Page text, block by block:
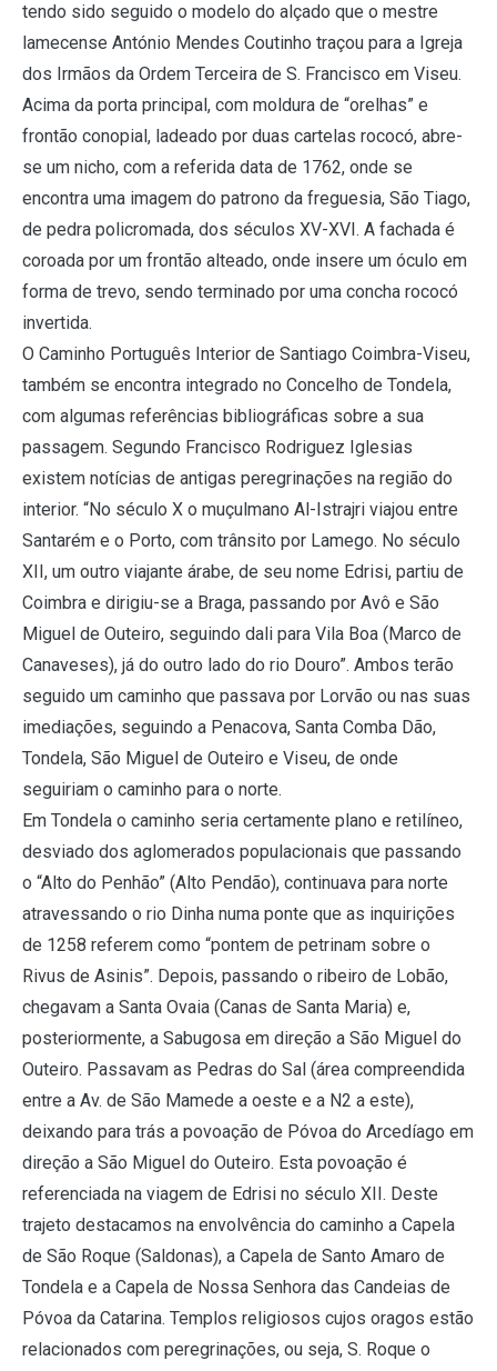
tendo sido seguido o modelo do alçado que o mestre
lamecense António Mendes Coutinho traçou para a Igreja
dos Irmãos da Ordem Terceira de S. Francisco em Viseu.
Acima da porta principal, com moldura de “orelhas” e
frontão conopial, ladeado por duas cartelas rococó, abre-
se um nicho, com a referida data de 1762, onde se
encontra uma imagem do patrono da freguesia, São Tiago,
de pedra policromada, dos séculos XV-XVI. A fachada é
coroada por um frontão alteado, onde insere um óculo em
forma de trevo, sendo terminado por uma concha rococó
invertida.
O Caminho Português Interior de Santiago Coimbra-Viseu,
também se encontra integrado no Concelho de Tondela,
com algumas referências bibliográficas sobre a sua
passagem. Segundo Francisco Rodriguez Iglesias
existem notícias de antigas peregrinações na região do
interior. “No século X o muçulmano Al-Istrajri viajou entre
Santarém e o Porto, com trânsito por Lamego. No século
XII, um outro viajante árabe, de seu nome Edrisi, partiu de
Coimbra e dirigiu-se a Braga, passando por Avô e São
Miguel de Outeiro, seguindo dali para Vila Boa (Marco de
Canaveses), já do outro lado do rio Douro”. Ambos terão
seguido um caminho que passava por Lorvão ou nas suas
imediações, seguindo a Penacova, Santa Comba Dão,
Tondela, São Miguel de Outeiro e Viseu, de onde
seguiriam o caminho para o norte.
Em Tondela o caminho seria certamente plano e retilíneo,
desviado dos aglomerados populacionais que passando
o “Alto do Penhão” (Alto Pendão), continuava para norte
atravessando o rio Dinha numa ponte que as inquirições
de 1258 referem como “pontem de petrinam sobre o
Rivus de Asinis”. Depois, passando o ribeiro de Lobão,
chegavam a Santa Ovaia (Canas de Santa Maria) e,
posteriormente, a Sabugosa em direção a São Miguel do
Outeiro. Passavam as Pedras do Sal (área compreendida
entre a Av. de São Mamede a oeste e a N2 a este),
deixando para trás a povoação de Póvoa do Arcedíago em
direção a São Miguel do Outeiro. Esta povoação é
referenciada na viagem de Edrisi no século XII. Deste
trajeto destacamos na envolvência do caminho a Capela
de São Roque (Saldonas), a Capela de Santo Amaro de
Tondela e a Capela de Nossa Senhora das Candeias de
Póvoa da Catarina. Templos religiosos cujos oragos estão
relacionados com peregrinações, ou seja, S. Roque o